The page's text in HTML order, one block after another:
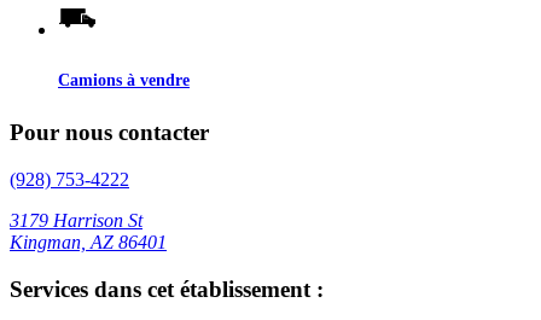
Camions à vendre
Pour nous contacter
(928) 753-4222
3179 Harrison St
Kingman, AZ 86401
Services dans cet établissement :